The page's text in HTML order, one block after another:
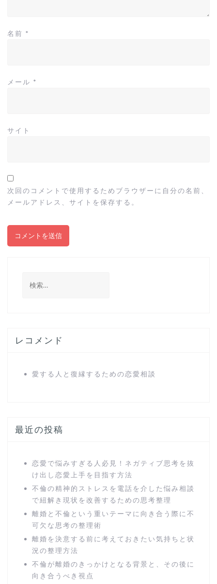
名前 *
メール *
サイト
次回のコメントで使用するためブラウザーに自分の名前、
メールアドレス、サイトを保存する。
索
レコメンド
愛する人と復縁するための恋愛相談
最近の投稿
恋愛で悩みすぎる人必見！ネガティブ思考を抜
け出し恋愛上手を目指す方法
不倫の精神的ストレスを電話を介した悩み相談
で紐解き現状を改善するための思考整理
離婚と不倫という重いテーマに向き合う際に不
可欠な思考の整理術
離婚を決意する前に考えておきたい気持ちと状
況の整理方法
不倫が離婚のきっかけとなる背景と、その後に
向き合うべき視点